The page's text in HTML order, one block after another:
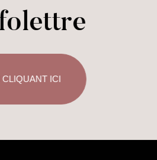
CLIQUANT ICI